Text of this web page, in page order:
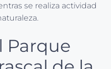
se realiza actividad
Parque